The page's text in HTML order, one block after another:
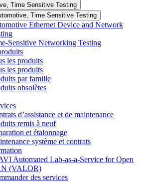
Time Sensitive Testing
Time Sensitive Testing
Ethernet Device and Network
Sensitive Networking Testing
les produits
les produits
par famille
obsolètes
d’assistance et de maintenance
remis à neuf
et étalonnage
système et contrats
Automated Lab-as-a-Service for Open
(VALOR)
des services